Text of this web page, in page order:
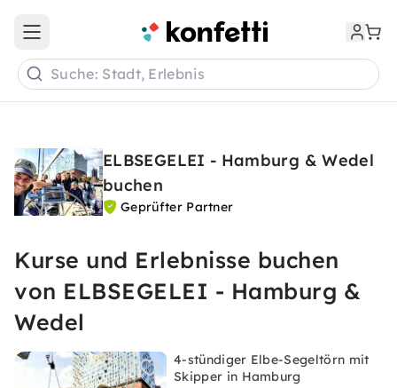
Open main menu
Suche: Stadt, Erlebnis
ELBSEGELEI - Hamburg & Wedel
buchen
Geprüfter Partner
Kurse und Erlebnisse buchen
von ELBSEGELEI - Hamburg &
Wedel
4-stündiger Elbe-Segeltörn mit
Skipper in Hamburg